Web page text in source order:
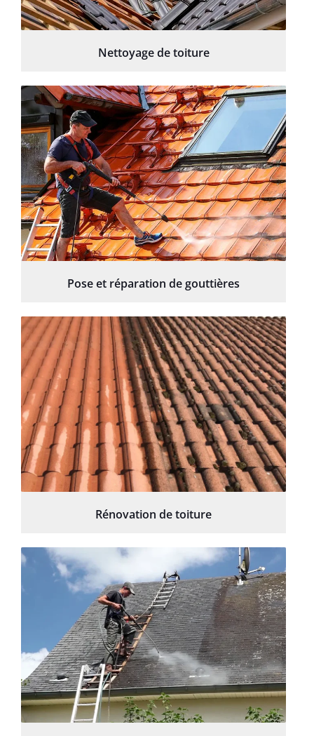
Nettoyage de toiture
Pose et réparation de gouttières
Rénovation de toiture